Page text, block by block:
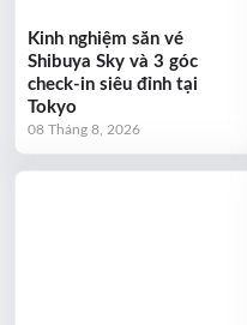
Kinh nghiệm săn vé
Shibuya Sky và 3 góc
check-in siêu đỉnh tại
Tokyo
08 Tháng 8, 2026